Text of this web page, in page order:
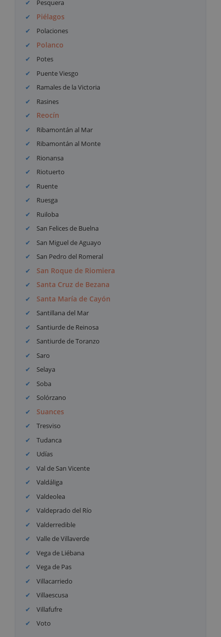
Pesquera
Piélagos
Polaciones
Polanco
Potes
Puente Viesgo
Ramales de la Victoria
Rasines
Reocín
Ribamontán al Mar
Ribamontán al Monte
Rionansa
Riotuerto
Ruente
Ruesga
Ruiloba
San Felices de Buelna
San Miguel de Aguayo
San Pedro del Romeral
San Roque de Riomiera
Santa Cruz de Bezana
Santa María de Cayón
Santillana del Mar
Santiurde de Reinosa
Santiurde de Toranzo
Saro
Selaya
Soba
Solórzano
Suances
Tresviso
Tudanca
Udías
Val de San Vicente
Valdáliga
Valdeolea
Valdeprado del Río
Valderredible
Valle de Villaverde
Vega de Liébana
Vega de Pas
Villacarriedo
Villaescusa
Villafufre
Voto